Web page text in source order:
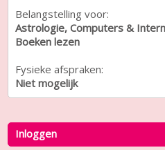
Belangstelling voor:
Astrologie, Computers &
Boeken lezen
Fysieke afspraken:
Niet mogelijk
Inloggen